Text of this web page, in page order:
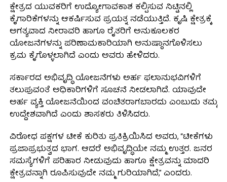
ಕ್ಷೇತ್ರದ ಯುವಕರಿಗೆ ಉದ್ಯೋಗಾವಕಾಶ ಕಲ್ಪಿಸುವ ನಿಟ್ಟಿನಲ್ಲಿ
ಕೈಗಾರಿಕೆಗಳನ್ನು ಆಕರ್ಷಿಸುವ ಪ್ರಯತ್ನ ನಡೆಯುತ್ತಿದೆ. ಕೃಷಿ ಕ್ಷೇತ್ರಕ್ಕೆ
ಅಗತ್ಯವಾದ ನೀರಾವರಿ ಹಾಗೂ ರೈತರಿಗೆ ಅನುಕೂಲಕರ
ಯೋಜನೆಗಳನ್ನು ಪರಿಣಾಮಕಾರಿಯಾಗಿ ಅನುಷ್ಠಾನಗೊಳಿಸಲು
ಕ್ರಮ ಕೈಗೊಳ್ಳಲಾಗಿದೆ ಎಂದು ಅವರು ಹೇಳಿದರು.
ಸರ್ಕಾರದ ಅಭಿವೃದ್ಧಿ ಯೋಜನೆಗಳು ಅರ್ಹ ಫಲಾನುಭವಿಗಳಿಗೆ
ತಲುಪುವಂತೆ ಅಧಿಕಾರಿಗಳಿಗೆ ಸೂಚನೆ ನೀಡಲಾಗಿದೆ. ಯಾವುದೇ
ಅರ್ಹ ವ್ಯಕ್ತಿ ಯೋಜನೆಯಿಂದ ವಂಚಿತರಾಗಬಾರದು ಎಂಬುದು ತಮ್ಮ
ಉದ್ದೇಶವಾಗಿದೆ ಎಂದು ಶಾಸಕರು ತಿಳಿಸಿದರು.
ವಿರೋಧ ಪಕ್ಷಗಳ ಟೀಕೆ ಕುರಿತು ಪ್ರತಿಕ್ರಿಯಿಸಿದ ಅವರು, “ಟೀಕೆಗಳು
ಪ್ರಜಾಪ್ರಭುತ್ವದ ಭಾಗ. ಆದರೆ ಅಭಿವೃದ್ಧಿಯೇ ನಮ್ಮ ಉತ್ತರ. ಜನರ
ಸಮಸ್ಯೆಗಳಿಗೆ ಪರಿಹಾರ ನೀಡುವುದು ಹಾಗೂ ಕ್ಷೇತ್ರವನ್ನು ಮಾದರಿ
ಕ್ಷೇತ್ರವನ್ನಾಗಿ ರೂಪಿಸುವುದೇ ನಮ್ಮ ಗುರಿಯಾಗಿದೆ,” ಎಂದರು.